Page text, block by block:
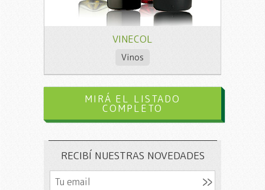
VINECOL
Vinos
MIRÁ EL LISTADO
COMPLETO
RECIBÍ NUESTRAS NOVEDADES